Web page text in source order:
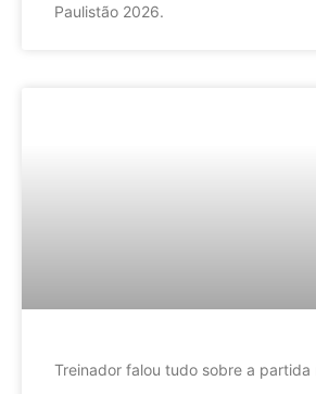
Paulistão 2026.
Treinador falou tudo sobre a partida